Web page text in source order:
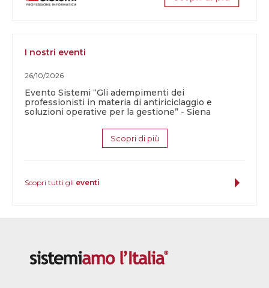
I nostri eventi
26/10/2026
Evento Sistemi “Gli adempimenti dei
professionisti in materia di antiriciclaggio e
soluzioni operative per la gestione” - Siena
Scopri di più
Scopri tutti gli eventi